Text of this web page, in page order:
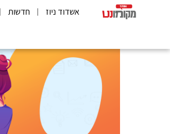
אשדוד ניוז חדשות